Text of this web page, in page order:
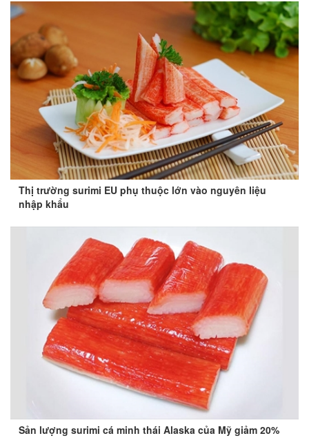
Thị trường surimi EU phụ thuộc lớn vào nguyên liệu
nhập khẩu
Sản lượng surimi cá minh thái Alaska của Mỹ giảm 20%